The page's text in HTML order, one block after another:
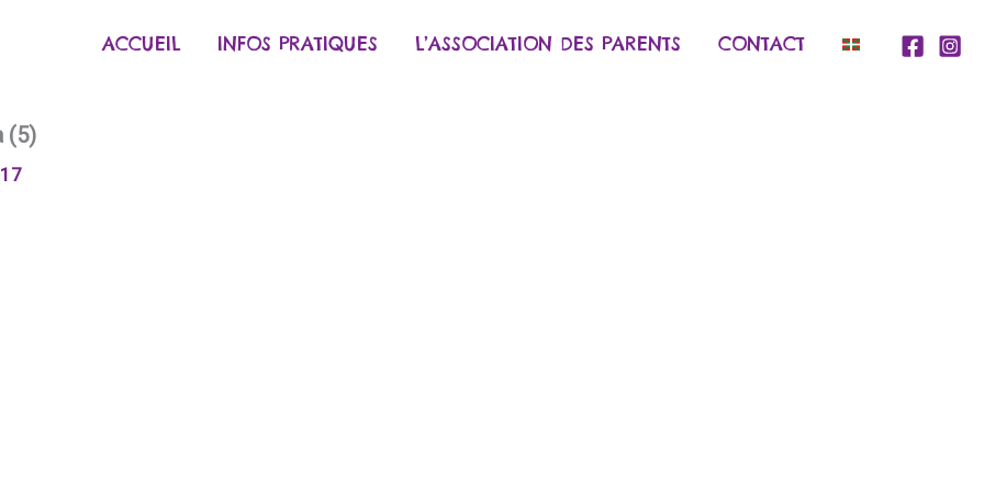
ACCUEIL INFOS PRATIQUES L’ASSOCIATION DES PARENTS CONTACT
(5)